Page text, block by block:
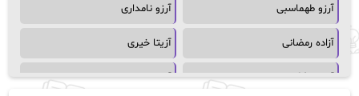
آرزو طهماسبی آرزو نامداری
آزاده رمضانی آزیتا خیری
آسمان64 آسمان۶۵